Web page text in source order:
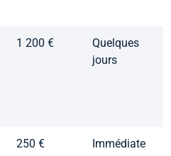
1 200 €
Quelques
jours
250 € Immédiate